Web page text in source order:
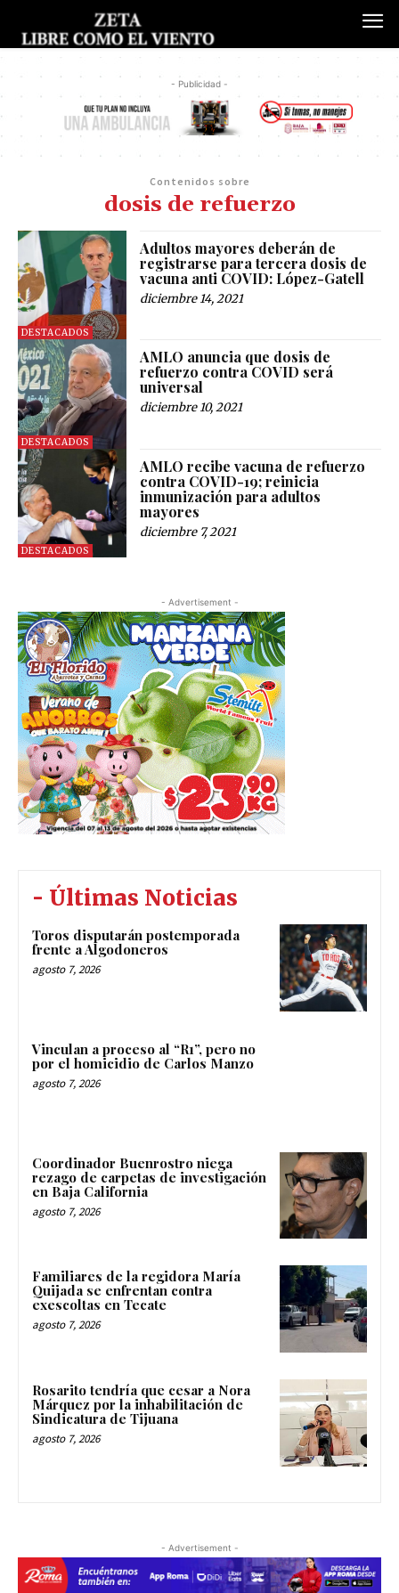
- Publicidad -
Contenidos sobre
dosis de refuerzo
DESTACADOS
Adultos mayores deberán de
registrarse para tercera dosis de
vacuna anti COVID: López-Gatell
diciembre 14, 2021
DESTACADOS
AMLO anuncia que dosis de
refuerzo contra COVID será
universal
diciembre 10, 2021
DESTACADOS
AMLO recibe vacuna de refuerzo
contra COVID-19; reinicia
inmunización para adultos
mayores
diciembre 7, 2021
- Advertisement -
- Últimas Noticias
Toros disputarán postemporada
frente a Algodoneros
agosto 7, 2026
Vinculan a proceso al “R1”, pero no
por el homicidio de Carlos Manzo
agosto 7, 2026
Coordinador Buenrostro niega
rezago de carpetas de investigación
en Baja California
agosto 7, 2026
Familiares de la regidora María
Quijada se enfrentan contra
exescoltas en Tecate
agosto 7, 2026
Rosarito tendría que cesar a Nora
Márquez por la inhabilitación de
Sindicatura de Tijuana
agosto 7, 2026
- Advertisement -